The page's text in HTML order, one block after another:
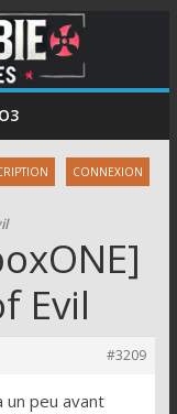
CONNEXION
Evil
#3209
peu avant